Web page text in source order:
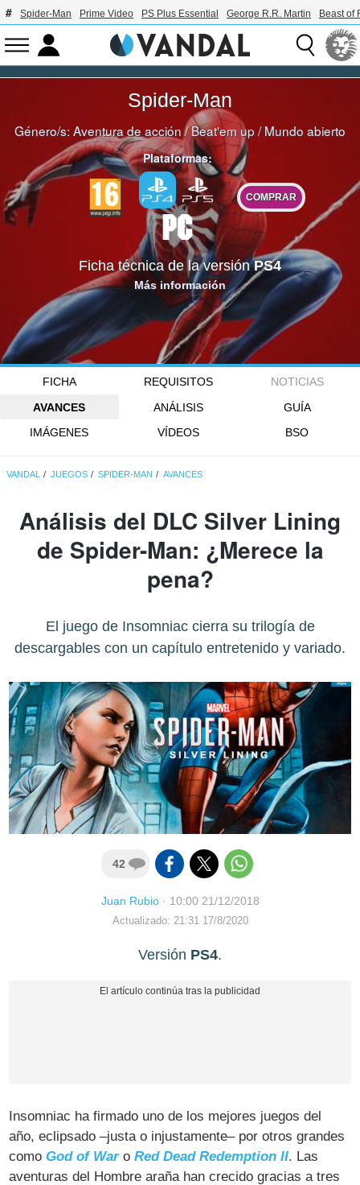
Spider-Man Prime Video PS Plus Essential George R.R. Martin Beast of
Spider-Man
Género/s:Aventura de acción/Beat'em up/Mundo abierto
Plataformas:
COMPRAR
Ficha técnica de la versiónPS4
Más información
FICHA REQUISITOS
NOTICIAS
AVANCES
ANÁLISIS
GUÍA
IMÁGENES
VÍDEOS BSO
VANDAL JUEGOS SPIDER-MAN AVANCES
Análisis del DLC Silver Lining
de Spider-Man: ¿Merece la
pena?
El juego de Insomniac cierra su trilogía de
descargables con un capítulo entretenido y variado.
42
Juan Rubio· 10:00 21/12/2018
Actualizado: 21:31 17/8/2020
Versión PS4.
Insomniac ha firmado uno de los mejores juegos del
año, eclipsado –justa o injustamente– por otros grandes
comoGod of WaroRed Dead Redemption II. Las
aventuras del Hombre araña han crecido gracias a tres